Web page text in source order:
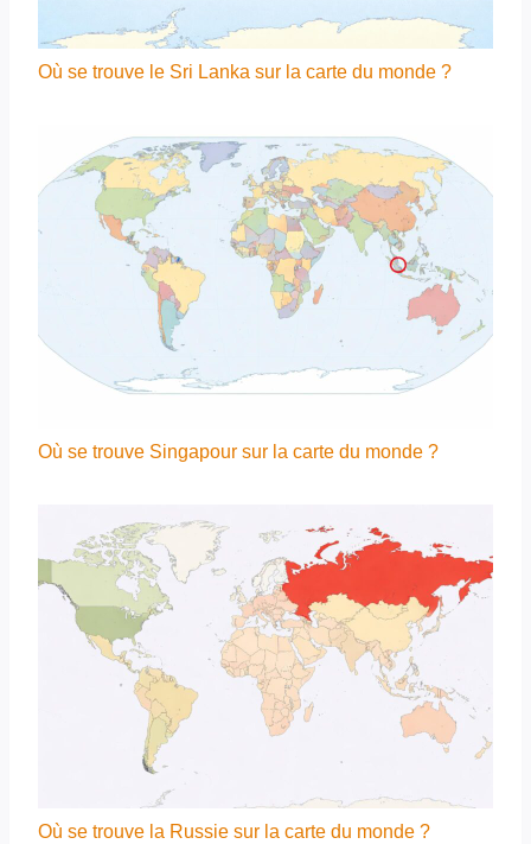
Où se trouve le Sri Lanka sur la carte du monde ?
Où se trouve Singapour sur la carte du monde ?
Où se trouve la Russie sur la carte du monde ?